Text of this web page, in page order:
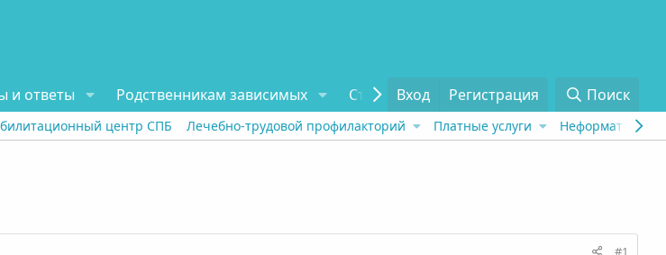
и ответы Родственникам зависимых Статьи Отзывы О проекте
Вход Регистрация Поиск
центр СПБ Лечебно-трудовой профилакторий Платные услуги Неформат
#1